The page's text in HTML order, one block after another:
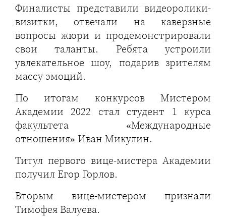
Финалисты представили видеоролики-
визитки, отвечали на каверзные
вопросы жюри и продемонстрировали
свои таланты. Ребята устроили
увлекательное шоу, подарив зрителям
массу эмоций.
По итогам конкурсов Мистером
Академии 2022 стал студент 1 курса
факультета «Международные
отношения» Иван Микулин.
Титул первого вице-мистера Академии
получил Егор Горлов.
Вторым вице-мистером признали
Тимофея Валуева.